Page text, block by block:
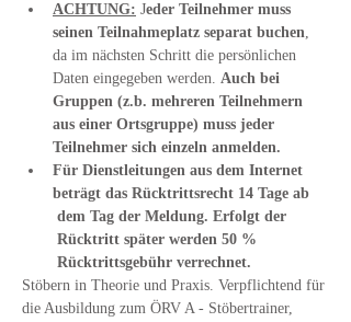
ACHTUNG: Jeder Teilnehmer muss
seinen Teilnahmeplatz separat buchen,
da im nächsten Schritt die persönlichen
Daten eingegeben werden. Auch bei
Gruppen (z.b. mehreren Teilnehmern
aus einer Ortsgruppe) muss jeder
Teilnehmer sich einzeln anmelden.
Für Dienstleitungen aus dem Internet
beträgt das Rücktrittsrecht 14 Tage ab
dem Tag der Meldung. Erfolgt der
Rücktritt später werden 50 %
Rücktrittsgebühr verrechnet.
Stöbern in Theorie und Praxis. Verpflichtend für
die Ausbildung zum ÖRV A - Stöbertrainer,